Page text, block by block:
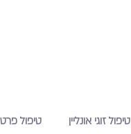
טיפול זוגי אונליין טיפול